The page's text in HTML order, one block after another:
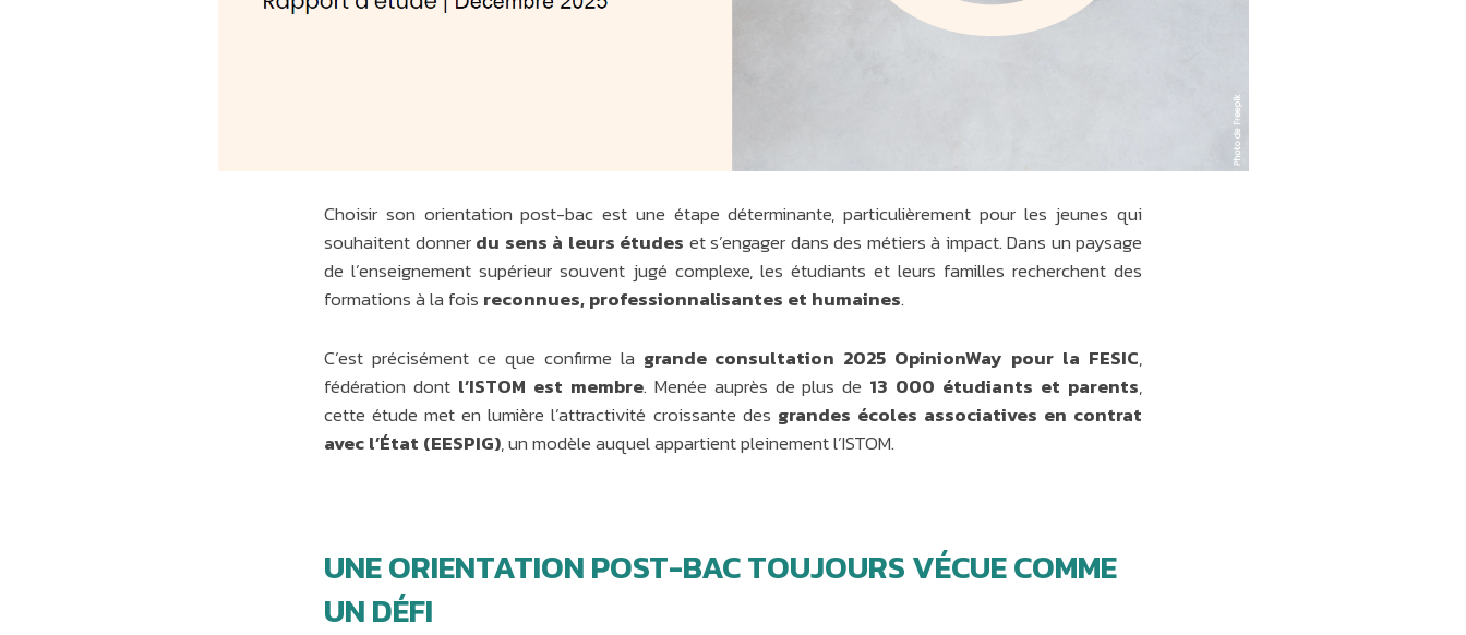
Choisir son orientation post-bac est une étape déterminante, particulièrement pour les jeunes qui
souhaitent donnerdu sens à leurs études et s’engager dans des métiers à impact. Dans un paysage
de l’enseignement supérieur souvent jugé complexe, les étudiants et leurs familles recherchent des
formations à la fois reconnues, professionnalisantes et humaines.
C’est précisément ce que confirme la grande consultation 2025 OpinionWay pour la FESIC,
fédération dont l’ISTOM est membre. Menée auprès de plus de 13 000 étudiants et parents,
cette étude met en lumière l’attractivité croissante des grandes écoles associatives en contrat
avec l’État (EESPIG), un modèle auquel appartient pleinement l’ISTOM.
UNE ORIENTATION POST-BAC TOUJOURS VÉCUE COMME
UN DÉFI